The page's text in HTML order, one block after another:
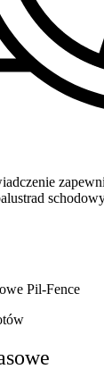
Pil-Fence